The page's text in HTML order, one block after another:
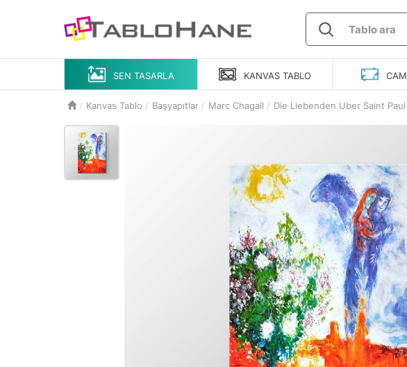
SEN TASARLA KANVAS TABLO CAM
Kanvas Tablo Başyapıtlar Marc Chagall Die Liebenden Uber Saint Paul